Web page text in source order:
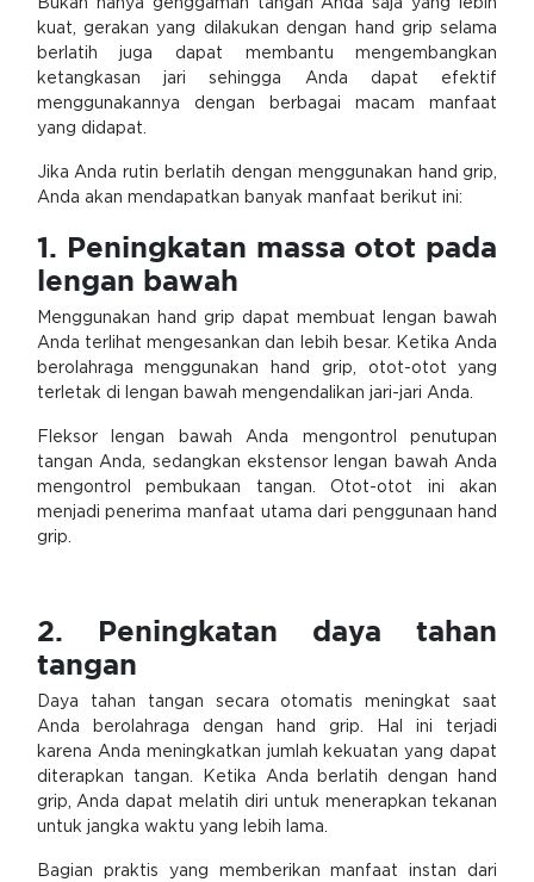
Bukan hanya genggaman tangan Anda saja yang lebih
kuat, gerakan yang dilakukan dengan hand grip selama
berlatih juga dapat membantu mengembangkan
ketangkasan jari sehingga Anda dapat efektif
menggunakannya dengan berbagai macam manfaat
yang didapat.
Jika Anda rutin berlatih dengan menggunakan hand grip,
Anda akan mendapatkan banyak manfaat berikut ini:
1. Peningkatan massa otot pada
lengan bawah
Menggunakan hand grip dapat membuat lengan bawah
Anda terlihat mengesankan dan lebih besar. Ketika Anda
berolahraga menggunakan hand grip, otot-otot yang
terletak di lengan bawah mengendalikan jari-jari Anda.
Fleksor lengan bawah Anda mengontrol penutupan
tangan Anda, sedangkan ekstensor lengan bawah Anda
mengontrol pembukaan tangan. Otot-otot ini akan
menjadi penerima manfaat utama dari penggunaan hand
grip.
2. Peningkatan daya tahan
tangan
Daya tahan tangan secara otomatis meningkat saat
Anda berolahraga dengan hand grip. Hal ini terjadi
karena Anda meningkatkan jumlah kekuatan yang dapat
diterapkan tangan. Ketika Anda berlatih dengan hand
grip, Anda dapat melatih diri untuk menerapkan tekanan
untuk jangka waktu yang lebih lama.
Bagian praktis yang memberikan manfaat instan dari